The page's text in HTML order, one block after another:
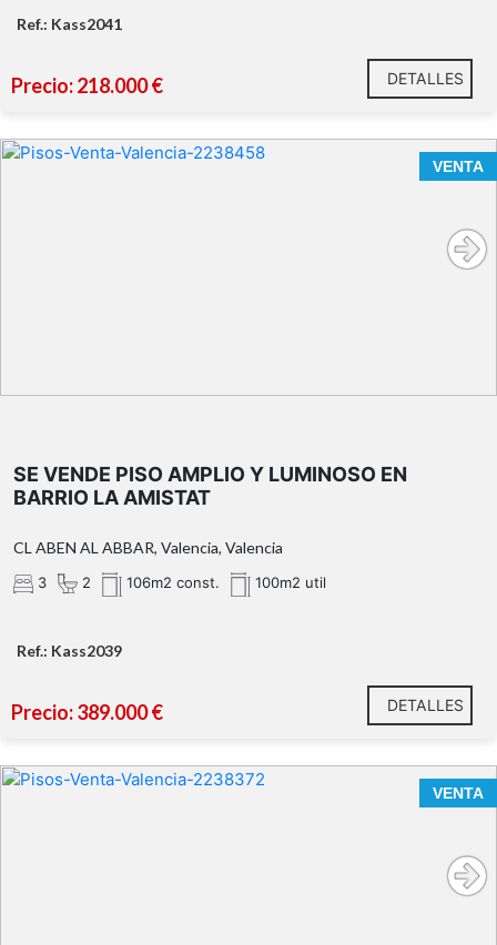
Ref.: Kass2041
Precio: 218.000 € DETALLES
VENTA
SE VENDE PISO AMPLIO Y LUMINOSO EN
BARRIO LA AMISTAT
CL ABEN AL ABBAR, Valencia, Valencia
3 2 106m2 const. 100m2 util
Ref.: Kass2039
Precio: 389.000 € DETALLES
VENTA